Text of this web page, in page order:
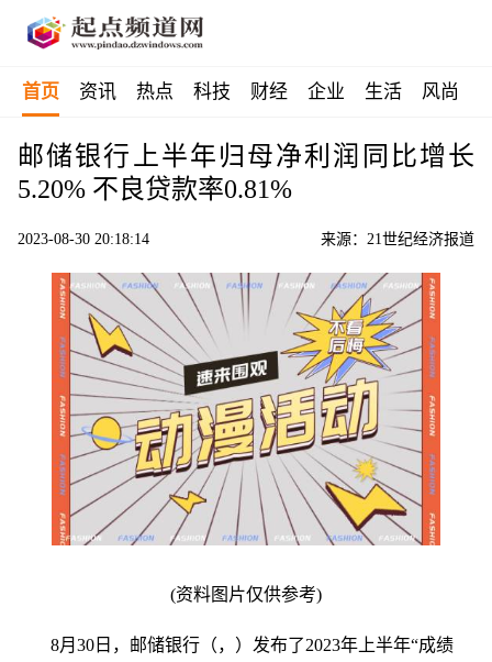
首页 资讯 热点 科技 财经 企业 生活 风尚
邮储银行上半年归母净利润同比增长
5.20% 不良贷款率0.81%
2023-08-30 20:18:14 来源：21世纪经济报道
(资料图片仅供参考)
8月30日，邮储银行（，）发布了2023年上半年“成绩